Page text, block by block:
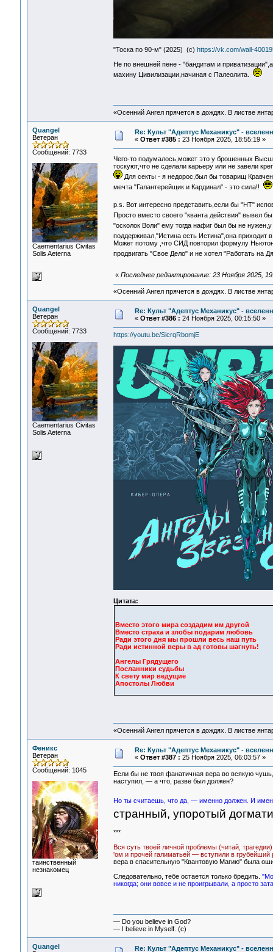
"Тоска по 90-м" (2025) (с) https://vk.com/wall-
Не по внешней пене - "бандитам и
махину Цивилизации,начиная с Палеолита.
«Осенний Ангел прячется в дождях. В листве
Quangel
Ветеран
Сообщений: 7733
Сaementarius Civitas
Solis Aeterna
Re: Культ "Адептус Механикус" -
« Ответ #385 : 23 Ноября 2025, 18:55:19 »
Чего-то подумалось,может это у брошенных
тоскуют,что не сделали карьеру или не завели
Для секты - я недорос,был бы товарищ
мечта "Галантерейщик и Кардинал" - это сила!!
p.s. Вот интересно представить,если бы "НТ"
Просто вместо своего "кванта действия"
"осколок Воли" ему тогда нафиг был бы не
поддерживал,"Истина есть Истина",она приходит
Может потому ,что СИД повторил формулу
продвигать "Свое Дело" и не хотел "Работать на
« Последнее редактирование: 23 Ноября 2025,
«Осенний Ангел прячется в дождях. В листве
Quangel
Ветеран
Сообщений: 7733
Сaementarius Civitas
Solis Aeterna
Re: Культ "Адептус Механикус" -
« Ответ #386 : 24 Ноября 2025, 00:15:50 »
https://youtu.be/SicrqRbomjE
Цитата:
Вместо этого мира создадим им другой
Вместо страха и злобы подарим любовь
Ради этого дня мы прошли весь наш путь
Ради истинной веры в ад готовы шагнуть!
Ангелы Грядущего
Посланники судьбы
К свету мир ведущие
Апостолы Любви
«Осенний Ангел прячется в дождях. В листве
Феникс
Ветеран
Сообщений: 1045
таинственный
незнакомец
Re: Культ "Адептус Механикус" -
« Ответ #387 : 25 Ноября 2025, 06:03:57 »
Если бы не твоя фанатичная вера во всякую
наступил, — а что, разве был должен?
Но ты считаешь, что да, — именно должен. И
странный, упоротый
***
Вся суть твоей личной проблемы (читай,
'ом и прочей галиматьей — вступили в грубейший
вера в спасительную "Квантовую Магию" была
Следовательно, тебе остается только бредить.
никогда; они вовсе и не проигрывали, а просто
— Do you believe in God?
— I believe in Myself. (c)
Quangel
Re: Культ "Адептус Механикус" -